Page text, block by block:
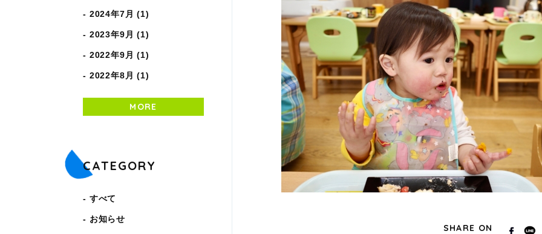
SHARE ON
2024年7月 (1)
2023年9月 (1)
2022年9月 (1)
2022年8月 (1)
MORE
CATEGORY
すべて
お知らせ